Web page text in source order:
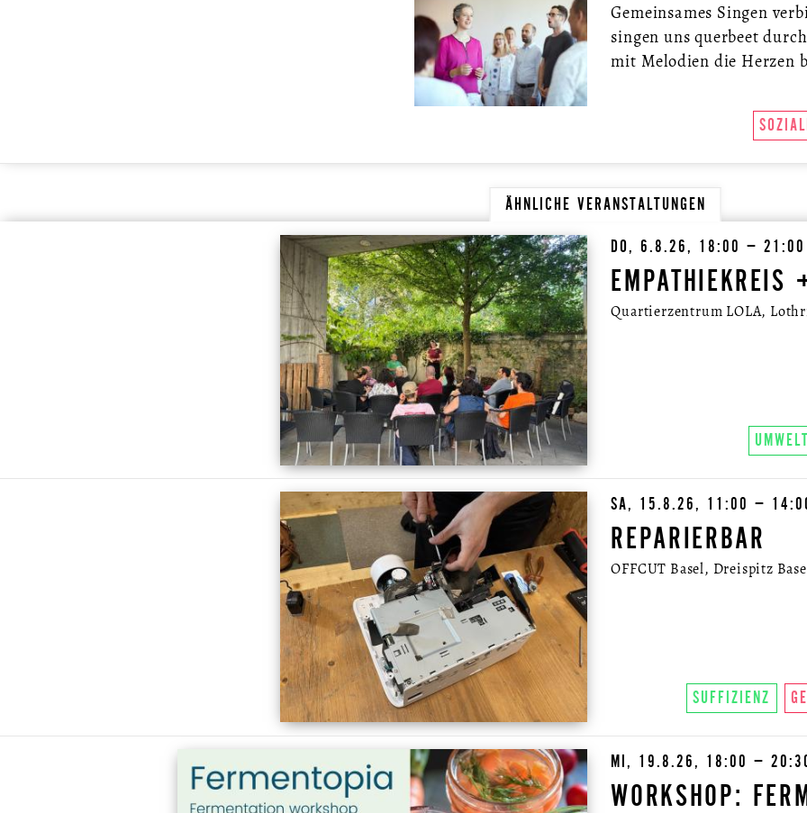
Gemeinsames Singen
singen uns querbeet
mit Melodien die Herzen
ÄHNLICHE VERANSTALTUNGEN
DO, 6.8.26, 18:00 – 21:00
Quartierzentrum LOLA,
SA, 15.8.26, 11:00 –
REPARIERBAR
OFFCUT Basel, Dreispitz
SUFFIZIENZ
MI, 19.8.26, 18:00 –
WORKSHOP: